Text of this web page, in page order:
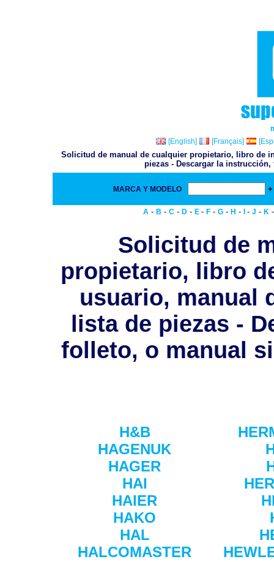
[English]
[Français]
Solicitud de manual de cualquier propietario, libro de
piezas - Descargar la
MARCA Y MODELO +
A - B - C - D - E - F - G - H - - J - K
Solicitud de
propietario, libro
usuario, manual
lista de piezas -
folleto, o manual
H&B
HAGENUK
HAGER
HAI
HAIER
HAKO
HAL
HALCOMASTER